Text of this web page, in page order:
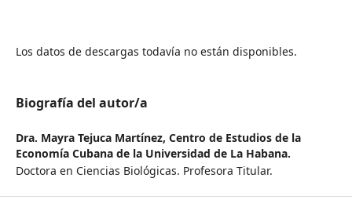
Los datos de descargas todavía no están disponibles.
Biografía del autor/a
Dra. Mayra Tejuca Martínez, Centro de Estudios de la
Economía Cubana de la Universidad de La Habana.
Doctora en Ciencias Biológicas. Profesora Titular.